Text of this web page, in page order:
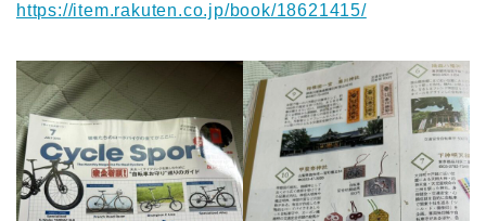
https://item.rakuten.co.jp/book/18621415/